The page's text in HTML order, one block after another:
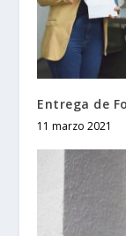
Entrega de
11 marzo 2021